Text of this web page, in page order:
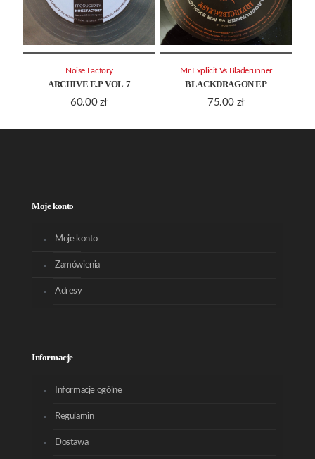
ARCHIVE E.P VOL 7
60.00 zł
Noise Factory
BLACKDRAGON EP
75.00 zł
Mr Explicit Vs Bladerunner
Moje konto
Moje konto
Zamówienia
Adresy
Informacje
Informacje ogólne
Regulamin
Dostawa